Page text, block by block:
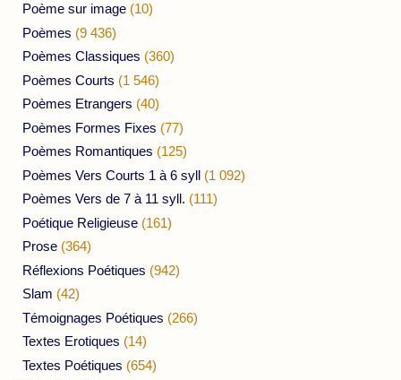
Poème sur image (10)
Poèmes (9 436)
Poèmes Classiques (360)
Poèmes Courts (1 546)
Poèmes Etrangers (40)
Poèmes Formes Fixes (77)
Poèmes Romantiques (125)
Poèmes Vers Courts 1 à 6 syll (1 092)
Poèmes Vers de 7 à 11 syll. (111)
Poétique Religieuse (161)
Prose (364)
Réflexions Poétiques (942)
Slam (42)
Témoignages Poétiques (266)
Textes Erotiques (14)
Textes Poétiques (654)